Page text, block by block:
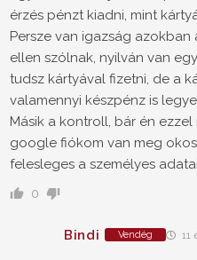
érzés pénzt kiadni, mint
Persze van igazság
ellen szólnak, nyilván van
tudsz kártyával fizetni, de a
valamennyi készpénz is
Másik a kontroll, bár én
google fiókom van meg
felesleges a személyes
0
Bindi Vendég 11